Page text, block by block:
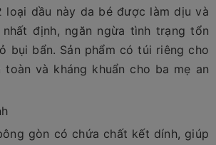
loại dầu này da bé được làm dịu và
định, ngăn ngừa tình trạng tổn
bụi bẩn. Sản phẩm có túi riêng cho
và kháng khuẩn cho ba mẹ an
gòn có chứa chất kết dính, giúp